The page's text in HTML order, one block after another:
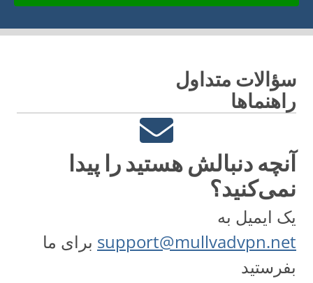
سؤالات متداول
راهنماها
آنچه دنبالش هستید را پیدا
نمی‌کنید؟
یک ایمیل به
support@mullvadvpn.net برای ما
بفرستید